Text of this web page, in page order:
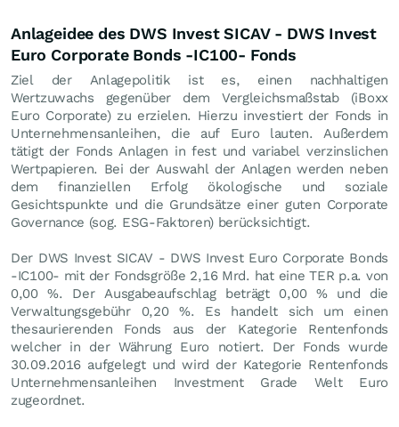
Anlageidee des DWS Invest SICAV - DWS Invest
Euro Corporate Bonds -IC100- Fonds
Ziel der Anlagepolitik ist es, einen nachhaltigen
Wertzuwachs gegenüber dem Vergleichsmaßstab (iBoxx
Euro Corporate) zu erzielen. Hierzu investiert der Fonds in
Unternehmensanleihen, die auf Euro lauten. Außerdem
tätigt der Fonds Anlagen in fest und variabel verzinslichen
Wertpapieren. Bei der Auswahl der Anlagen werden neben
dem finanziellen Erfolg ökologische und soziale
Gesichtspunkte und die Grundsätze einer guten Corporate
Governance (sog. ESG-Faktoren) berücksichtigt.
Der DWS Invest SICAV - DWS Invest Euro Corporate Bonds
-IC100- mit der Fondsgröße 2,16 Mrd. hat eine TER p.a. von
0,00 %. Der Ausgabeaufschlag beträgt 0,00 % und die
Verwaltungsgebühr 0,20 %. Es handelt sich um einen
thesaurierenden Fonds aus der Kategorie Rentenfonds
welcher in der Währung Euro notiert. Der Fonds wurde
30.09.2016 aufgelegt und wird der Kategorie Rentenfonds
Unternehmensanleihen Investment Grade Welt Euro
zugeordnet.